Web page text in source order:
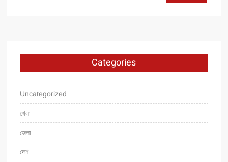
for:
Categories
Uncategorized
খেলা
জেলা
দেশ